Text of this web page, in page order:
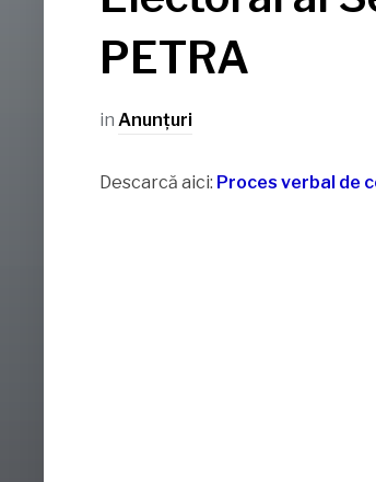
PETRA
in Anunţuri
Descarcă aici: Proces verbal de